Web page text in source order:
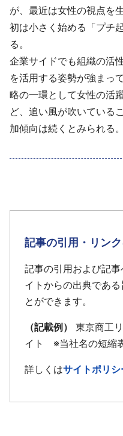
が、最近は女性の視点を
初は小さく始める「プチ
る。
企業サイドでも組織の活
を活用する姿勢が強まっ
略の一環として女性の活
ど、追い風が吹いている
加傾向は続くとみられる。
記事の引用・リン
記事の引用および記
イトからの出典であ
とができます。
（記載例）
東京商工
イト ※当社名の短縮
詳しくはサイトポリシ